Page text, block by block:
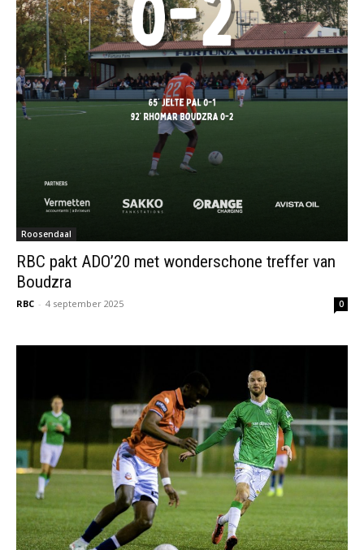
Roosendaal
RBC pakt ADO’20 met wonderschone treffer van
Boudzra
RBC - 4 september 2025 0